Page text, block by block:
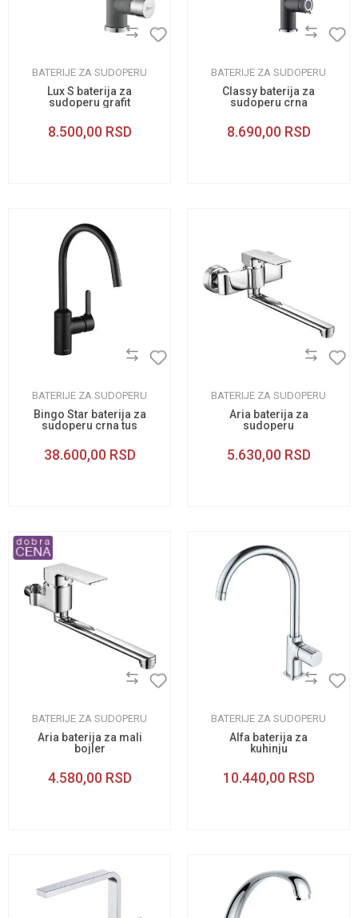
BATERIJE ZA SUDOPERU
Lux S baterija za
sudoperu grafit
8.500,00 RSD
BATERIJE ZA SUDOPERU
Classy baterija za
sudoperu crna
8.690,00 RSD
BATERIJE ZA SUDOPERU
Bingo Star baterija za
sudoperu crna tus
38.600,00 RSD
BATERIJE ZA SUDOPERU
Aria baterija za
sudoperu
5.630,00 RSD
BATERIJE ZA SUDOPERU
Aria baterija za mali
bojler
4.580,00 RSD
BATERIJE ZA SUDOPERU
Alfa baterija za
kuhinju
10.440,00 RSD